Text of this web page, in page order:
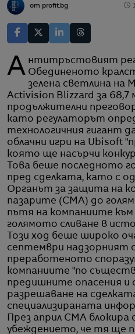
от profit.bg
Антитръстовият регулатор на Обединеното
зелена светлина на
Activision Blizzard за 68,7
продължителни
като регулаторът
технологичния гигант
облачни игри на Ubisoft
която ще насърчи
Това беше последното
пред сделката, като с
Органът за защита на
пазарите (CMA) до
пътя на компаниите към
голямото сливане в
Този ход беше широко
септември надзорният
преработеното
компаниите "по
предишните опасения
разрешаване на
специализираната
През април CMA
убеждението, че тя ще